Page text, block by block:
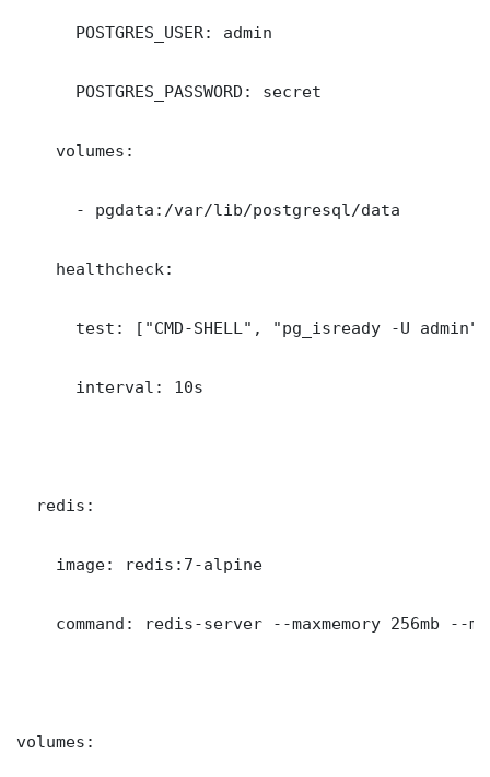
      POSTGRES_USER: admin
      POSTGRES_PASSWORD: secret
    volumes:
      - pgdata:/var/lib/postgresql/data
    healthcheck:
      test: ["CMD-SHELL", "pg_isready -U admin"]
      interval: 10s
  redis:
    image: redis:7-alpine
command: redis-server --maxmemory 256mb --
volumes: